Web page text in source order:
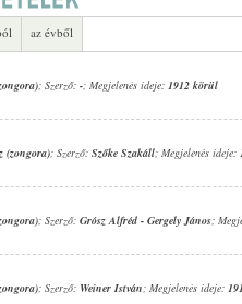
az évből
; Szerző: -; Megjelenés ideje: 1912 körül
(zongora); Szerző: Szőke Szakáll; Megjelenés ideje:
; Szerző: Grósz Alfréd - Gergely János;
; Szerző: Weiner István; Megjelenés ideje: